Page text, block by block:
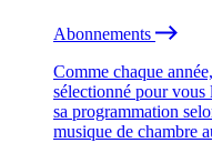
Abonnements
Comme chaque
sélectionné pour vous
sa programmation
musique de chambre